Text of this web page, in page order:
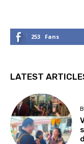
253 Fans
LATEST